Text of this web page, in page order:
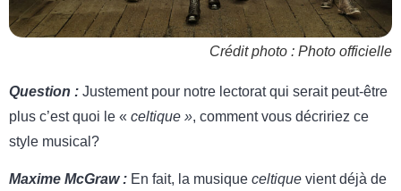
Crédit photo : Photo officielle
Question : Justement pour notre lectorat qui serait peut-être
plus c’est quoi le « celtique », comment vous décririez ce
style musical?
Maxime McGraw : En fait, la musique celtique vient déjà de